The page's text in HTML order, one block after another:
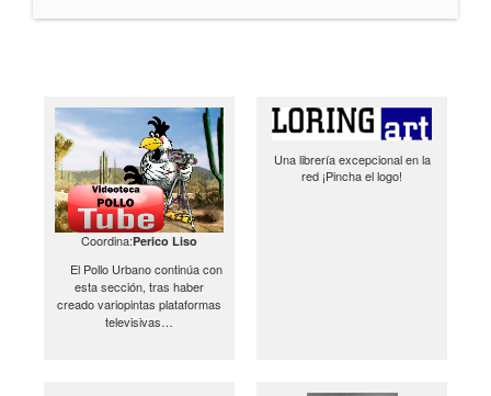
Coordina:Perico Liso
El Pollo Urbano continúa con
esta sección, tras haber
creado variopintas plataformas
televisivas…
Una librería excepcional en la
red ¡Pincha el logo!